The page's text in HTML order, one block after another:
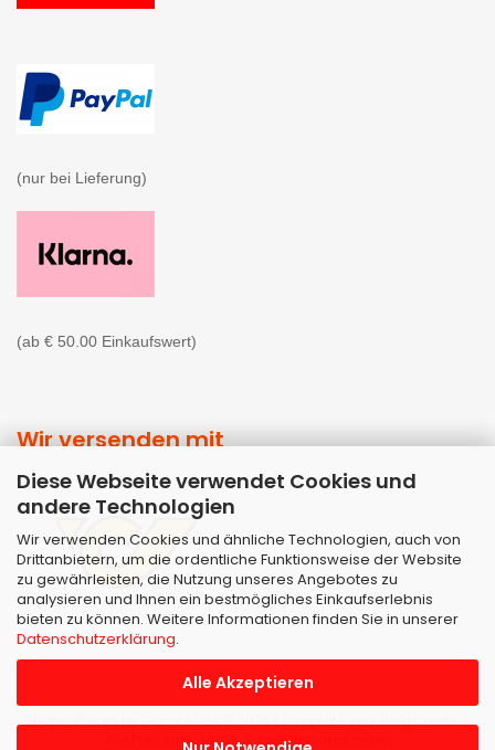
Diese Webseite verwendet Cookies und
andere Technologien
Wir verwenden Cookies und ähnliche Technologien, auch von
Drittanbietern, um die ordentliche Funktionsweise der Website
zu gewährleisten, die Nutzung unseres Angebotes zu
analysieren und Ihnen ein bestmögliches Einkaufserlebnis
bieten zu können. Weitere Informationen finden Sie in unserer
Datenschutzerklärung.
Alle Akzeptieren
(nur bei Lieferung)
(ab € 50.00 Einkaufswert)
Wir versenden mit
Shopsoftwareby Gambio.de © 2026 | Template vonJungCreative.
Alle Preise inkl. MwSt. & zzgl. Versandkosten